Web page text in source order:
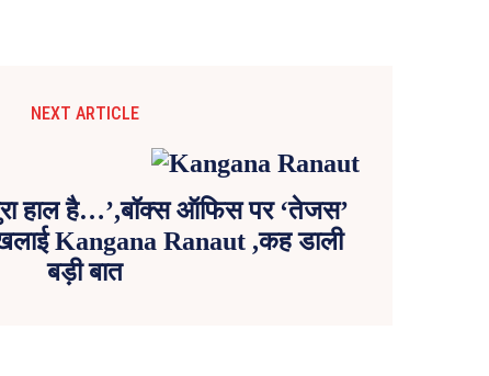
NEXT ARTICLE
हाल है…’,बॉक्स ऑफिस पर ‘तेजस’
Kangana Ranaut ,कह डाली
बड़ी बात